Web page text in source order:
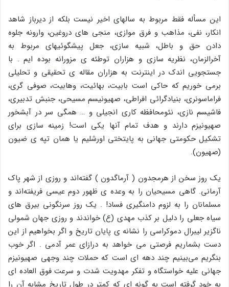
این مسأله فقط مربوط به سالهای اخیر نیست بلکه از دیرباز شاهد
انکار، نفی، مذاهب و فرق موازی، منجی های دروغین، وارونه جلوه
دادن حق و باطل، شبیه سازی، جعل پیشگوئیهای مربوط به
آخرالزمان، نظریه سازی و هزاران توطئه ی مزورانه بوده ایم . با
جستجویی اندک در اینترنت به هزاران مقاله ی تحقیقی و تحلیلی
برمی خوریم که حاکی است بابیت، بهائیت، وهابیت، صوفی گری،
فراماسونری، بنیادگرائی افراطی، صهیونیسم مسیحی، جنبش تدبیری،
فاشیسم نازی، نئومحافظه کاری انجیلی و … همگی سر در آبشخور
صهیونیزم دارند و هدف تمام آنها یکی است! زمینه سازی برای
تشکیل حکومتی جهانی به پایتختی اورشلیم یا همان تپه ی ضیون
(صهیون).
یک روز سخن از هرمجدون ( آرماگدون ) گفته‌اند و روزی از شهر پاک
آرمانی. گاهی مسیحیان را به وعده ی ظهور دوم عیسی فریفته‌اند و
مسلمانان را به لزوم دامنگیری فساد! . یک روز سرنگونی بیرق های
سیاه جعلی را دلیل بر کذب مهدی (ع) خواندند و روزی جهان شمولی
ناگزیر لیبرال دموکراسی را نشانه ی پایان تاریخ و اگر بخواهیم از این
دست بشماریم فرصتی می خواهد به درازای عمر آدمی . اگر خوب
بنگریم می‌بینیم چند دهه ای است که حملات چند وجهی صهیونیزم
جهانی علیه خواستگاه و تفکر مهدویت شدت و سرعت فوق العاده ای
به خود گرفته است به گونه ای که کمتر در طول تاریخ مشابه آن را